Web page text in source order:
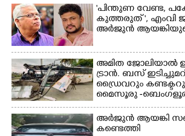
"പിന്തുണ വേണ്ട,​
കുത്തരുത് ", എംവി
അർജുൻ
അമിത ജോലിയാൽ
ട്രാൻ. ബസ്
ഡ്രൈവറും
മൈസൂരു -
ദേശീയപാതയിൽ 20
നാലു പേരുടെ നില
അർജുൻ ആയങ്കി
കണ്ടെത്തി